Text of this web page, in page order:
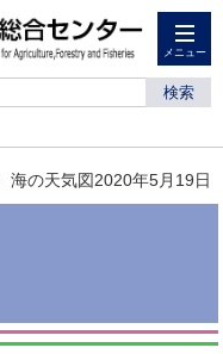
メニュー
検索
海の天気図2020年5月19日